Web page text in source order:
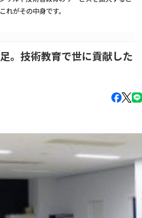
れがその中身です。
。技術教育で世に貢献した